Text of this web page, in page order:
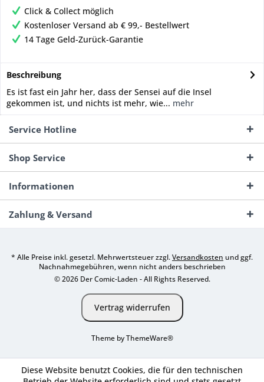
Click & Collect möglich
Kostenloser Versand ab € 99,- Bestellwert
14 Tage Geld-Zurück-Garantie
Beschreibung
Es ist fast ein Jahr her, dass der Sensei auf die Insel
gekommen ist, und nichts ist mehr, wie... mehr
Service Hotline
Shop Service
Informationen
Zahlung & Versand
* Alle Preise inkl. gesetzl. Mehrwertsteuer zzgl.Versandkosten und ggf.
Nachnahmegebühren, wenn nicht anders beschrieben
© 2026 Der Comic-Laden - All Rights Reserved.
Vertrag widerrufen
Theme byThemeWare®
Diese Website benutzt Cookies, die für den technischen